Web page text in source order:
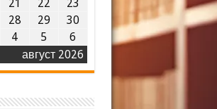
август 2026
21 22
23
28 29
30
4 5 6